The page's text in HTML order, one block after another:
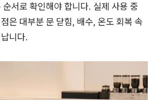
순서로 확인해야 합니다. 실제 사용 중
은 대부분 문 닫힘, 배수, 온도 회복 속
니다.